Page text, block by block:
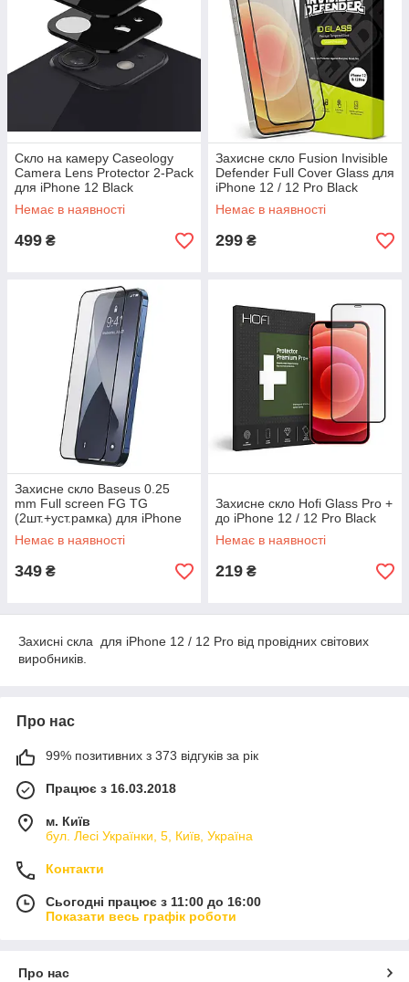
Скло на камеру Caseology
Camera Lens Protector 2-Pack
для iPhone 12 Black
(AGL02308)
Немає в наявності
499 ₴
Захисне скло Fusion Invisible
Defender Full Cover Glass для
iPhone 12 / 12 Pro Black
(G7F023)
Немає в наявності
299 ₴
Захисне скло Baseus 0.25
mm Full screen FG TG
(2шт.+уст.рамка) для iPhone
12/12 Pro Black
(SGAPIPH61P-KC01)
Немає в наявності
349 ₴
Захисне скло Hofi Glass Pro +
до iPhone 12 / 12 Pro Black
Немає в наявності
219 ₴
Захисні скла для iPhone 12 / 12 Pro від провідних світових
виробників.
Про нас
99% позитивних з 373 відгуків за рік
Працює з 16.03.2018
м. Київ
бул. Лесі Українки, 5, Київ, Україна
Контакти
Сьогодні працює з 11:00 до 16:00
Показати весь графік роботи
Про нас